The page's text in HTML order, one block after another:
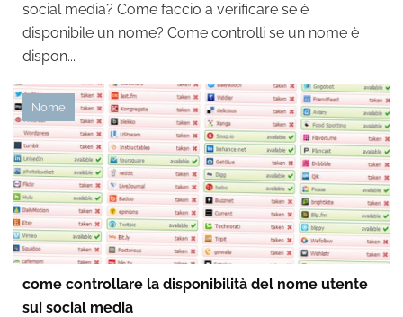
social media? Come faccio a verificare se è
disponibile un nome? Come controlli se un nome è
dispon...
Nome
come controllare la disponibilità del nome utente
sui social media